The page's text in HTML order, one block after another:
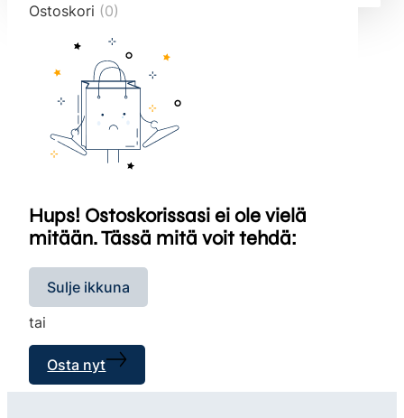
Ostoskori (0)
Hups! Ostoskorissasi ei ole vielä
mitään. Tässä mitä voit tehdä:
Sulje ikkuna
tai
Osta nyt